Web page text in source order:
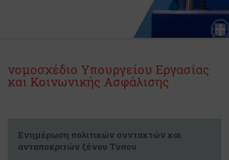
νομοσχέδιο Υπουργείου Εργασίας
και Κοινωνικής Ασφάλισης
Ενημέρωση πολιτικών συντακτών και
ανταποκριτών ξένου Τύπου